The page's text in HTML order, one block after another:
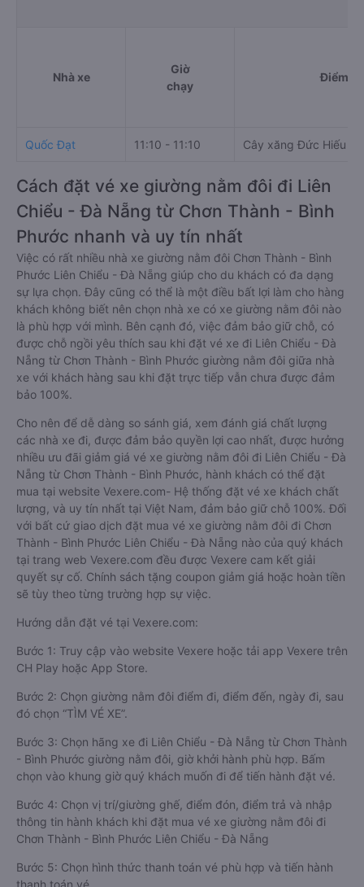
Nhà xe
Giờ
chạy
Điểm đi
Quốc Đạt 11:10 - 11:10 Cây xăng Đức Hiếu
Cách đặt vé xe giường nằm đôi đi Liên
Chiểu - Đà Nẵng từ Chơn Thành - Bình
Phước nhanh và uy tín nhất
Việc có rất nhiều nhà xe giường nằm đôi Chơn Thành - Bình
Phước Liên Chiểu - Đà Nẵng giúp cho du khách có đa dạng
sự lựa chọn. Đây cũng có thể là một điều bất lợi làm cho hàng
khách không biết nên chọn nhà xe có xe giường nằm đôi nào
là phù hợp với mình. Bên cạnh đó, việc đảm bảo giữ chỗ, có
được chỗ ngồi yêu thích sau khi đặt vé xe đi Liên Chiểu - Đà
Nẵng từ Chơn Thành - Bình Phước giường nằm đôi giữa nhà
xe với khách hàng sau khi đặt trực tiếp vẫn chưa được đảm
bảo 100%.
Cho nên để dễ dàng so sánh giá, xem đánh giá chất lượng
các nhà xe đi, được đảm bảo quyền lợi cao nhất, được hưởng
nhiều ưu đãi giảm giá vé xe giường nằm đôi đi Liên Chiểu - Đà
Nẵng từ Chơn Thành - Bình Phước, hành khách có thể đặt
mua tại website Vexere.com- Hệ thống đặt vé xe khách chất
lượng, và uy tín nhất tại Việt Nam, đảm bảo giữ chỗ 100%. Đối
với bất cứ giao dịch đặt mua vé xe giường nằm đôi đi Chơn
Thành - Bình Phước Liên Chiểu - Đà Nẵng nào của quý khách
tại trang web Vexere.com đều được Vexere cam kết giải
quyết sự cố. Chính sách tặng coupon giảm giá hoặc hoàn tiền
sẽ tùy theo từng trường hợp sự việc.
Hướng dẫn đặt vé tại Vexere.com:
Bước 1: Truy cập vào website Vexere hoặc tải app Vexere trên
CH Play hoặc App Store.
Bước 2: Chọn giường nằm đôi điểm đi, điểm đến, ngày đi, sau
đó chọn “TÌM VÉ XE”.
Bước 3: Chọn hãng xe đi Liên Chiểu - Đà Nẵng từ Chơn Thành
- Bình Phước giường nằm đôi, giờ khởi hành phù hợp. Bấm
chọn vào khung giờ quý khách muốn đi để tiến hành đặt vé.
Bước 4: Chọn vị trí/giường ghế, điểm đón, điểm trả và nhập
thông tin hành khách khi đặt mua vé xe giường nằm đôi đi
Chơn Thành - Bình Phước Liên Chiểu - Đà Nẵng
Bước 5: Chọn hình thức thanh toán vé phù hợp và tiến hành
thanh toán vé.